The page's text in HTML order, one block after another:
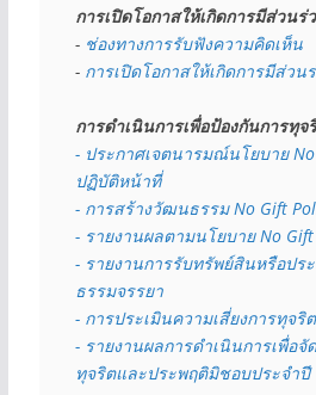
การเปิดโอกาสให้เกิดการมีส่วนร่
- ช่องทางการรับฟังความคิดเห็น
- การเปิดโอกาสให้เกิดการมีส่วน
การดำเนินการเพื่อป้องกันการทุจ
- ประกาศเจตนารมณ์นโยบาย
ปฏิบัติหน้าที่
- การสร้างวัฒนธรรม No Gift
- รายงานผลตามนโยบาย No Gift
- รายงานการรับทรัพย์สินหรือปร
ธรรมจรรยา
- การประเมินความเสี่ยงการทุจริต
- รายงานผลการดำเนินการเพื่อจั
ทุจริตและประพฤติมิชอบประจำปี